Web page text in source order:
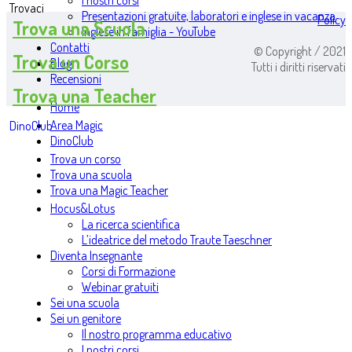
Presentazioni gratuite, laboratori e inglese in vacanza
Inglese in famiglia - YouTube
Contatti
Blog
Recensioni
Home
Area Magic
DinoClub
Trova un corso
Trova una scuola
Trova una Magic Teacher
Hocus&Lotus
La ricerca scientifica
L’ideatrice del metodo Traute Taeschner
Diventa Insegnante
Corsi di Formazione
Webinar gratuiti
Sei una scuola
Sei un genitore
Il nostro programma educativo
Trovaci
Trova una Scuola
Trova un Corso
Trova una Teacher
DinoClub
Policy
© Copyright / 2021
Tutti i diritti riservati